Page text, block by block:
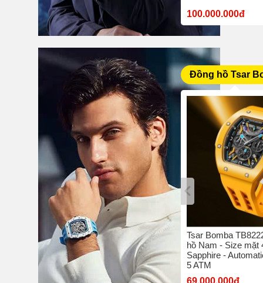
10.380.000đ 100.000.000đ
Đồng hồ Tsar
Tsar Bomba TB8204Q-05 - Đồng
hồ nam - Size mặt 42 mm -
Sapphire - Quartz/Pin - Chịu
nước 5 ATM
7.700.000đ
Tsar Bomba
hồ Nam - Size mặt
Sapphire -
5 ATM
69.000.000đ